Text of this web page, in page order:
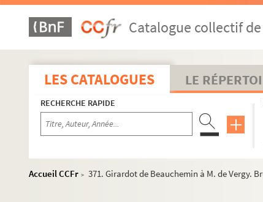
Catalogue collectif de
LES CATALOGUES LE
RECHERCHE RAPIDE
Accueil CCFr > 371. Girardot de Beauchemin à M. de Vergy.
312. C. François de Cusance à M. de Vergy. Siège de
314. Ferd. d'Andelot à M. de Vergy. Bruxelles, 23 juillet
316. Girardot de Beauchemin à M. de Vergy. Bruxelles,
318. Le comte de Cantecroy à M. de Vergy. Bruxelles,
320. Ferd. d'Andelot à M. de Vergy. Bruxelles, 30
322. Girardot de Beauchemin à M. de Vergy. Bruxelles,
326. C. François de Cusance à M. de Vergy. Du camp
328. M. de la Tour-Moncley à M. de Vergy. Namur, 4